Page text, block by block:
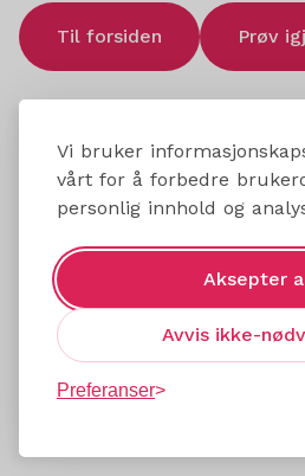
Vi bruker
vårt for å forbedre
personlig innhold og
Aksepter
Avvis ikke-
Preferanser
Til forsiden Prøv